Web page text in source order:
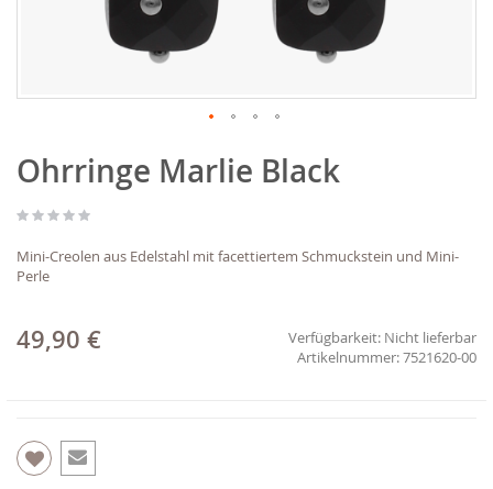
Anfang
der
springen
Ohrringe Marlie Black
Mini-Creolen aus Edelstahl mit facettiertem Schmuckstein und Mini-
Perle
49,90 € Verfügbarkeit: Nicht lieferbar
7521620-00